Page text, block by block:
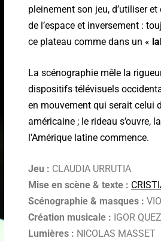
pleinement son jeu, d’utiliser
de l’espace et inversement :
ce plateau comme dans un «
La scénographie mêle la
dispositifs télévisuels
en mouvement qui serait celui
américaine ; le rideau s’ouvre,
l’Amérique latine commence.
Jeu : CLAUDIA URRUTIA
Mise en scène & texte :
Scénographie & masques :
Création musicale : IGOR
Lumières : NICOLAS MASSET